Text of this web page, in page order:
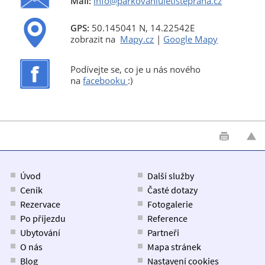
GPS: 50.145041 N, 14.22542E
zobrazit na Mapy.cz | Google Mapy
Podívejte se, co je u nás nového
nafacebooku :)
Úvod
Ceník
Rezervace
Po příjezdu
Ubytování
O nás
Blog
Další služby
Časté dotazy
Fotogalerie
Reference
Partneři
Mapa stránek
Nastavení cookies